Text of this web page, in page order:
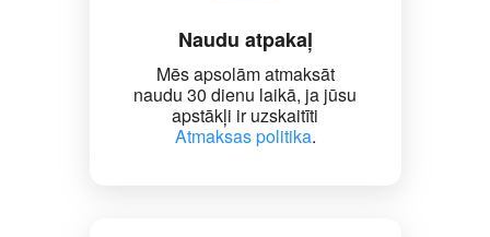
Naudu atpakaļ
Mēs apsolām atmaksāt
naudu 30 dienu laikā, ja jūsu
apstākļi ir uzskaitīti
Atmaksas politika.